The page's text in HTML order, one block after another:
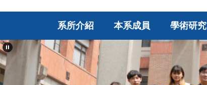
系所介紹 本系成員 學術研究